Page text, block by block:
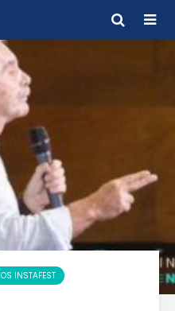
INSTAFEST